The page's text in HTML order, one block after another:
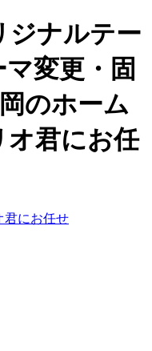
ジナルテー
変更・固
のホーム
オ君にお任